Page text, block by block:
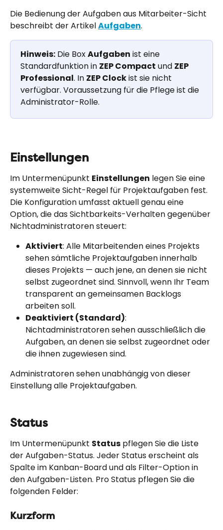
Die Bedienung der Aufgaben aus Mitarbeiter-Sicht
beschreibt der Artikel Aufgaben.
Hinweis: Die Box Aufgaben ist eine
Standardfunktion in ZEP Compact und ZEP
Professional. In ZEP Clock ist sie nicht
verfügbar. Voraussetzung für die Pflege ist die
Administrator-Rolle.
Einstellungen
Im Untermenüpunkt Einstellungen legen Sie eine
systemweite Sicht-Regel für Projektaufgaben fest.
Die Konfiguration umfasst aktuell genau eine
Option, die das Sichtbarkeits-Verhalten gegenüber
Nichtadministratoren steuert:
Aktiviert: Alle Mitarbeitenden eines Projekts
sehen sämtliche Projektaufgaben innerhalb
dieses Projekts — auch jene, an denen sie nicht
selbst zugeordnet sind. Sinnvoll, wenn Ihr Team
transparent an gemeinsamen Backlogs
arbeiten soll.
Deaktiviert (Standard):
Nichtadministratoren sehen ausschließlich die
Aufgaben, an denen sie selbst zugeordnet oder
die ihnen zugewiesen sind.
Administratoren sehen unabhängig von dieser
Einstellung alle Projektaufgaben.
Status
Im Untermenüpunkt Status pflegen Sie die Liste
der Aufgaben-Status. Jeder Status erscheint als
Spalte im Kanban-Board und als Filter-Option in
den Aufgaben-Listen. Pro Status pflegen Sie die
folgenden Felder:
Kurzform